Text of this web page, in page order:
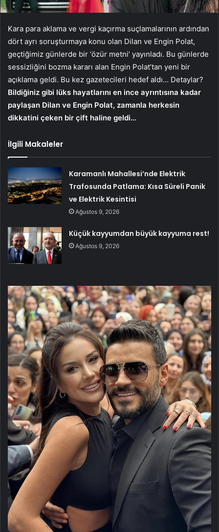
Kara para aklama ve vergi kaçırma suçlamalarının ardından
dört ayrı soruşturmaya konu olan Dilan ve Engin Polat,
geçtiğimiz günlerde bir ‘özür metni’ yayınladı. Bu günlerde
sessizliğini bozma kararı alan Engin Polat’tan yeni bir
açıklama geldi. Bu kez gazetecileri hedef aldı… Detaylar?
Bildiğiniz gibi lüks hayatlarını en ince ayrıntısına kadar
paylaşan Dilan ve Engin Polat, zamanla herkesin
dikkatini çeken bir çift haline geldi…
İlgili Makaleler
Karamanlı Mahallesi’nde Elektrik
Trafosunda Patlama: Kısa Süreli Panik
ve Elektrik Kesintisi
Ağustos 9, 2026
Küçük kayyumdan büyük kayyuma rest!
Ağustos 9, 2026